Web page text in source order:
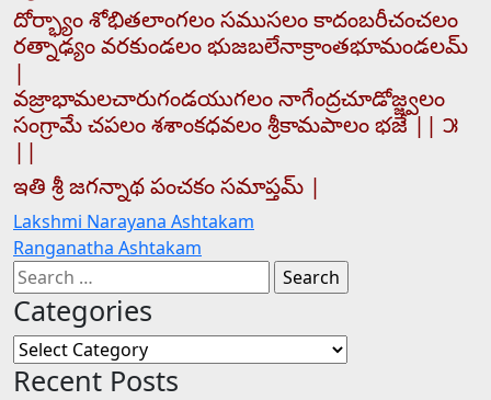
దోర్భ్యాం శోభితలాంగలం సముసలం కాదంబరీచంచలం
రత్నాఢ్యం వరకుండలం భుజబలేనాక్రాంతభూమండలమ్
|
వజ్రాభామలచారుగండయుగలం నాగేంద్రచూడోజ్జ్వలం
సంగ్రామే చపలం శశాంకధవలం శ్రీకామపాలం భజే || ౫
||
ఇతి శ్రీ జగన్నాథ పంచకం సమాప్తమ్ |
Post
navigation
Lakshmi Narayana Ashtakam
Ranganatha Ashtakam
Search
for:
Categories
Categories
Recent Posts